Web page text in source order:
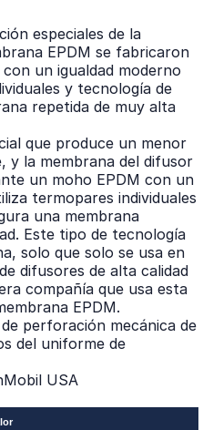
especiales de la
EPDM se fabricaron
un igualdad moderno
y tecnología de
repetida de muy alta
que produce un menor
y la membrana del difusor
un moho EPDM con un
termopares individuales
una membrana
Este tipo de tecnología
solo que solo se usa en
difusores de alta calidad
compañía que usa esta
EPDM.
perforación mecánica de
del uniforme de
USA